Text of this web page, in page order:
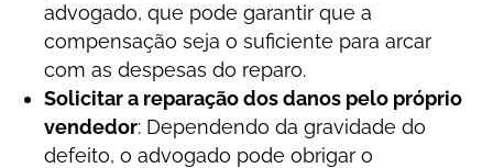
advogado, que pode garantir que a
compensação seja o suficiente para arcar
com as despesas do reparo.
Solicitar a reparação dos danos pelo próprio
vendedor: Dependendo da gravidade do
defeito, o advogado pode obrigar o